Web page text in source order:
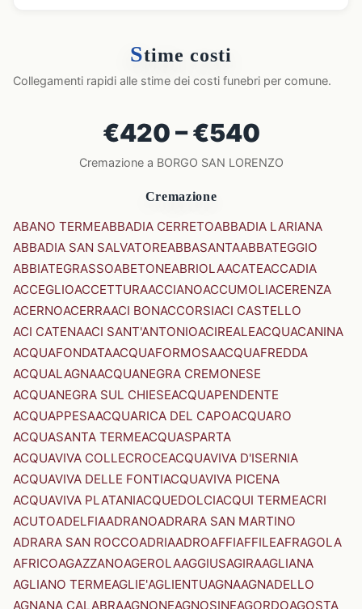
Stime costi
Collegamenti rapidi alle stime dei costi funebri per comune.
€420 – €540
Cremazione a BORGO SAN LORENZO
Cremazione
ABANO TERMEABBADIA CERRETOABBADIA LARIANA
ABBADIA SAN SALVATOREABBASANTAABBATEGGIO
ABBIATEGRASSOABETONEABRIOLAACATEACCADIA
ACCEGLIOACCETTURAACCIANOACCUMOLIACERENZA
ACERNOACERRAACI BONACCORSIACI CASTELLO
ACI CATENAACI SANT'ANTONIOACIREALEACQUACANINA
ACQUAFONDATAACQUAFORMOSAACQUAFREDDA
ACQUALAGNAACQUANEGRA CREMONESE
ACQUANEGRA SUL CHIESEACQUAPENDENTE
ACQUAPPESAACQUARICA DEL CAPOACQUARO
ACQUASANTA TERMEACQUASPARTA
ACQUAVIVA COLLECROCEACQUAVIVA D'ISERNIA
ACQUAVIVA DELLE FONTIACQUAVIVA PICENA
ACQUAVIVA PLATANIACQUEDOLCIACQUI TERMEACRI
ACUTOADELFIAADRANOADRARA SAN MARTINO
ADRARA SAN ROCCOADRIAADROAFFIAFFILEAFRAGOLA
AFRICOAGAZZANOAGEROLAAGGIUSAGIRAAGLIANA
AGLIANO TERMEAGLIE'AGLIENTUAGNAAGNADELLO
AGNANA CALABRAAGNONEAGNOSINEAGORDOAGOSTA